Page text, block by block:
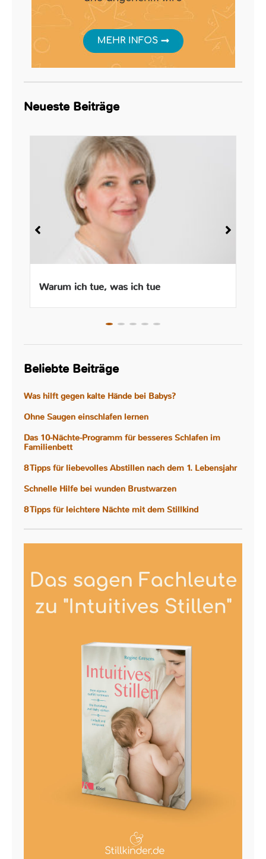
Neueste Beiträge
Warum ich tue, was ich tue
Beliebte Beiträge
Was hilft gegen kalte Hände bei Babys?
Ohne Saugen einschlafen lernen
Das 10-Nächte-Programm für besseres Schlafen im
Familienbett
8 Tipps für liebevolles Abstillen nach dem 1. Lebensjahr
Schnelle Hilfe bei wunden Brustwarzen
8 Tipps für leichtere Nächte mit dem Stillkind